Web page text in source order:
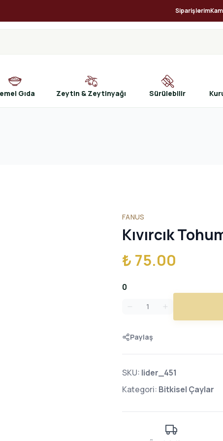
Siparişlerim
Gıda Zeytin & Zeytinyağı Sürülebilir
FANUS
Kıvırcık
₺ 75.00
0
Paylaş
SKU: lider_451
Kategori: Bitkisel Çaylar